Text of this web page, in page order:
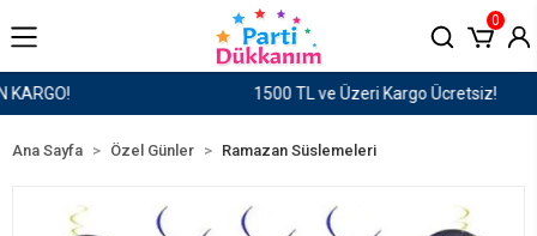
1500 TL ve Üzeri Kargo Ücretsiz!
0
Ana Sayfa Özel Günler Ramazan Süslemeleri